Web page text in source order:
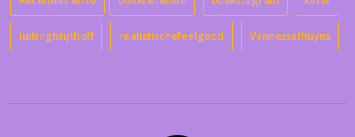
luitinghsijthoff realistischefeelgood Vannessathuyns